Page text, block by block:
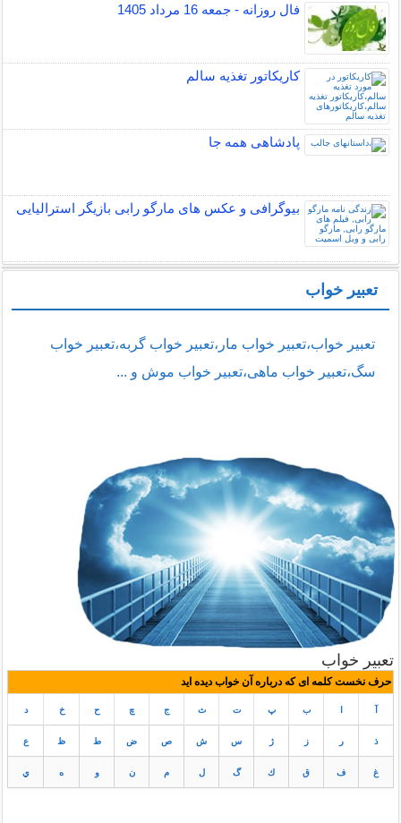
فال روزانه - جمعه 16 مرداد 1405
کاریکاتور تغذیه سالم
پادشاهی همه جا
بیوگرافی و عکس های مارگو رابی بازیگر استرالیایی
تعبیر خواب
تعبیر خواب،تعبیر خواب مار،تعبیر خواب گربه،تعبیر خواب
سگ،تعبیر خواب ماهی،تعبیر خواب موش و ...
تعبیر خواب
حرف نخست کلمه ای که درباره آن خواب دیده اید
ب پ ت ث ج چ ح خ د
ذ ر ز ژ س ش ص ض ط ظ ع
غ ف ق ك گ ل م ن و ه ي